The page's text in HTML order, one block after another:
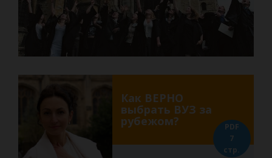
Как ВЕРНО
выбрать ВУЗ за
рубежом?
PDF
7
стр.